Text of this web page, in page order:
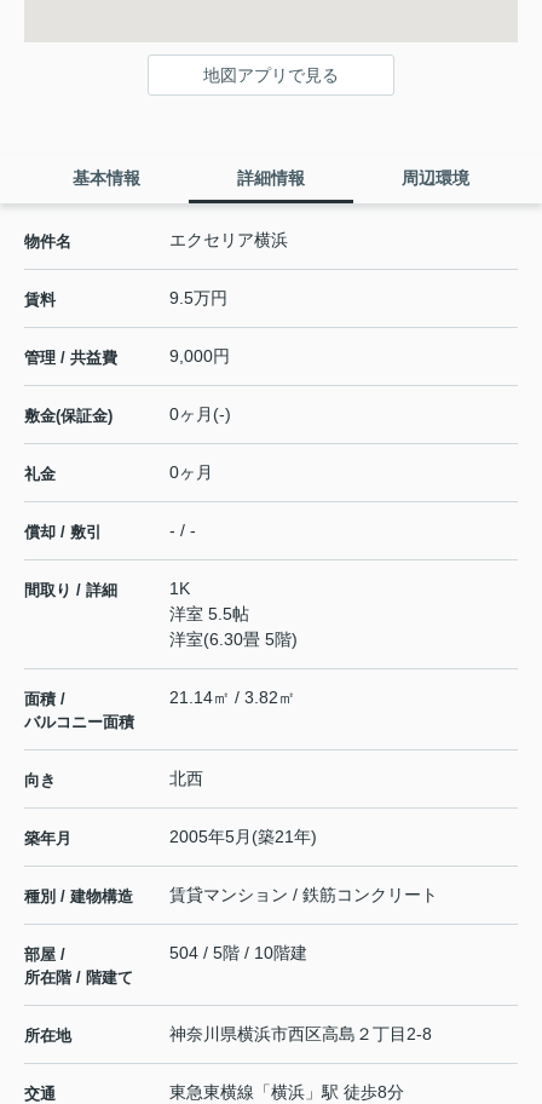
地図アプリで見る
基本情報 詳細情報 周辺環境
物件名 エクセリア横浜
賃料 9.5万円
管理 / 共益費 9,000円
敷金(保証金) 0ヶ月(-)
礼金 0ヶ月
償却 / 敷引 - / -
間取り / 詳細
1K
洋室 5.5帖
洋室(6.30畳 5階)
面積 /
バルコニー面積
21.14㎡ / 3.82㎡
向き 北西
築年月 2005年5月(築21年)
種別 / 建物構造 賃貸マンション / 鉄筋コンクリート
部屋 /
所在階 / 階建て
504 / 5階 / 10階建
所在地 神奈川県横浜市西区高島 ２丁目2-8
交通 東急東横線 「横浜 」駅 徒歩8分